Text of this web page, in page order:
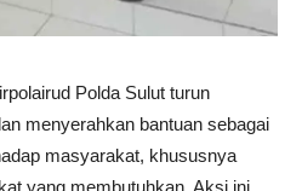
Polda Sulut turun
menyerahkan bantuan sebagai
masyarakat, khususnya